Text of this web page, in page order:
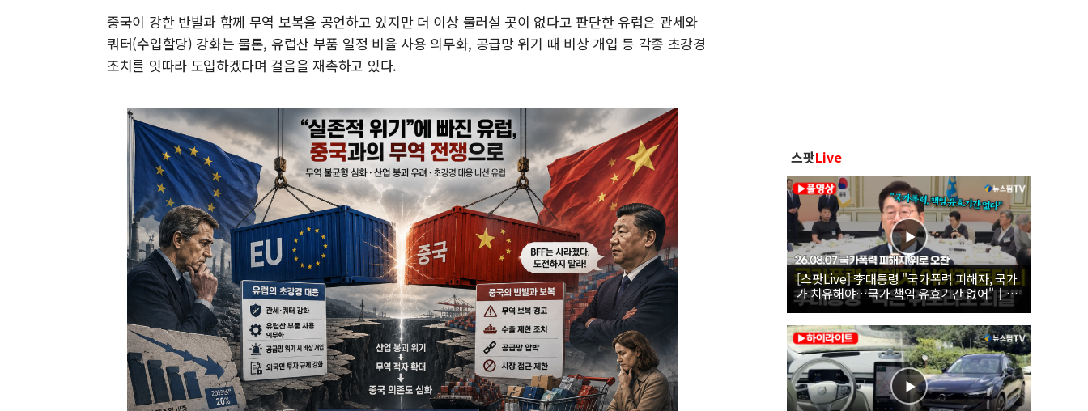
중국이 강한 반발과 함께 무역 보복을 공언하고 있지만 더 이상 물러설 곳이 없다고 판단한 유럽은 관세와
쿼터(수입할당) 강화는 물론, 유럽산 부품 일정 비율 사용 의무화, 공급망 위기 때 비상 개입 등 각종 초강경
조치를 잇따라 도입하겠다며 걸음을 재촉하고 있다.
스팟Live
[스팟Live] 李대통령 "국가폭력 피해자, 국가
가 치유해야…국가 책임 유효기간 없어"｜
26.08.07 국가폭력 피해자 위로 오찬